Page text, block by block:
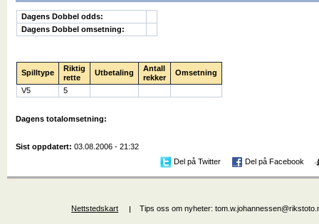
Dagens Dobbel odds:
Dagens Dobbel omsetning:
Spilltype
Riktig
rette
Utbetaling
Antall
rekker
Omsetning
V5 5
Dagens totalomsetning:
Sist oppdatert:03.08.2006 - 21:32
Del på Twitter
Del på Facebook
Nettstedskart Tips oss om nyheter: